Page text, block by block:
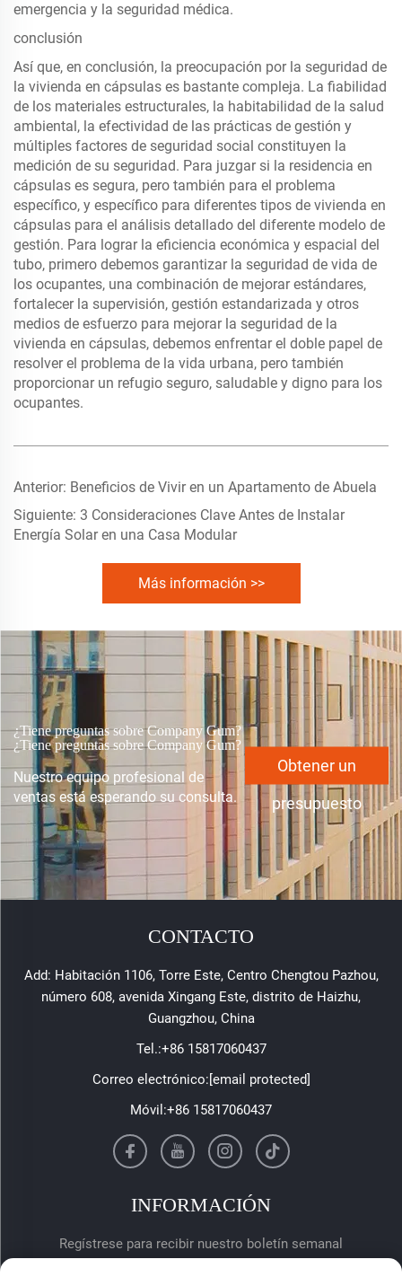
emergencia y la seguridad médica.
conclusión
Así que, en conclusión, la preocupación por la seguridad de
la vivienda en cápsulas es bastante compleja. La fiabilidad
de los materiales estructurales, la habitabilidad de la salud
ambiental, la efectividad de las prácticas de gestión y
múltiples factores de seguridad social constituyen la
medición de su seguridad. Para juzgar si la residencia en
cápsulas es segura, pero también para el problema
específico, y específico para diferentes tipos de vivienda en
cápsulas para el análisis detallado del diferente modelo de
gestión. Para lograr la eficiencia económica y espacial del
tubo, primero debemos garantizar la seguridad de vida de
los ocupantes, una combinación de mejorar estándares,
fortalecer la supervisión, gestión estandarizada y otros
medios de esfuerzo para mejorar la seguridad de la
vivienda en cápsulas, debemos enfrentar el doble papel de
resolver el problema de la vida urbana, pero también
proporcionar un refugio seguro, saludable y digno para los
ocupantes.
Anterior: Beneficios de Vivir en un Apartamento de Abuela
Siguiente: 3 Consideraciones Clave Antes de Instalar
Energía Solar en una Casa Modular
Más información >>
¿Tiene preguntas sobre Company Gum?
¿Tiene preguntas sobre Company Gum?
Nuestro equipo profesional de
ventas está esperando su consulta.
Obtener un
presupuesto
CONTACTO
Add: Habitación 1106, Torre Este, Centro Chengtou Pazhou,
número 608, avenida Xingang Este, distrito de Haizhu,
Guangzhou, China
Tel.:+86 15817060437
Correo electrónico:[email protected]
Móvil:+86 15817060437
INFORMACIÓN
Regístrese para recibir nuestro boletín semanal